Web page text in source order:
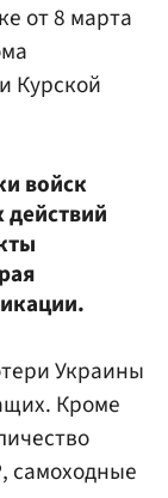
от 8 марта
Курской
войск
действий
Украины
Кроме
самоходные